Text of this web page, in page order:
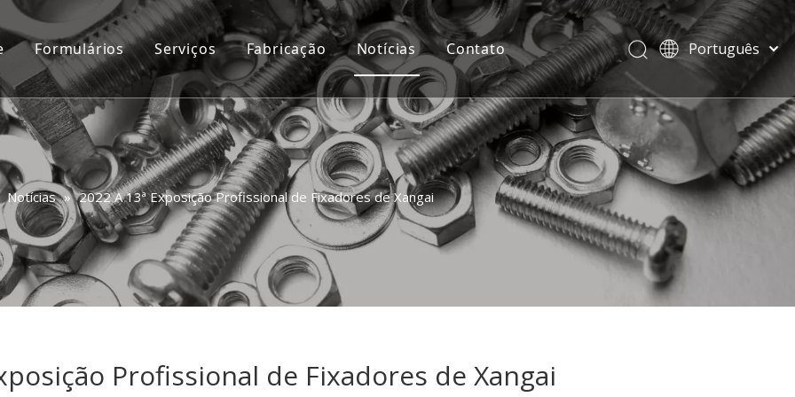
Formulários Serviços
Personalizado
Consulta
Perguntas frequentes
Fabricação
Vídeo
Notícias Contato Português
हिन्दी
Italiano
Deutsch
Español
Pусский
Notícias » 2022 A 13ª Exposição Profissional de Fixadores de Xangai
Profissional de Fixadores de Xangai